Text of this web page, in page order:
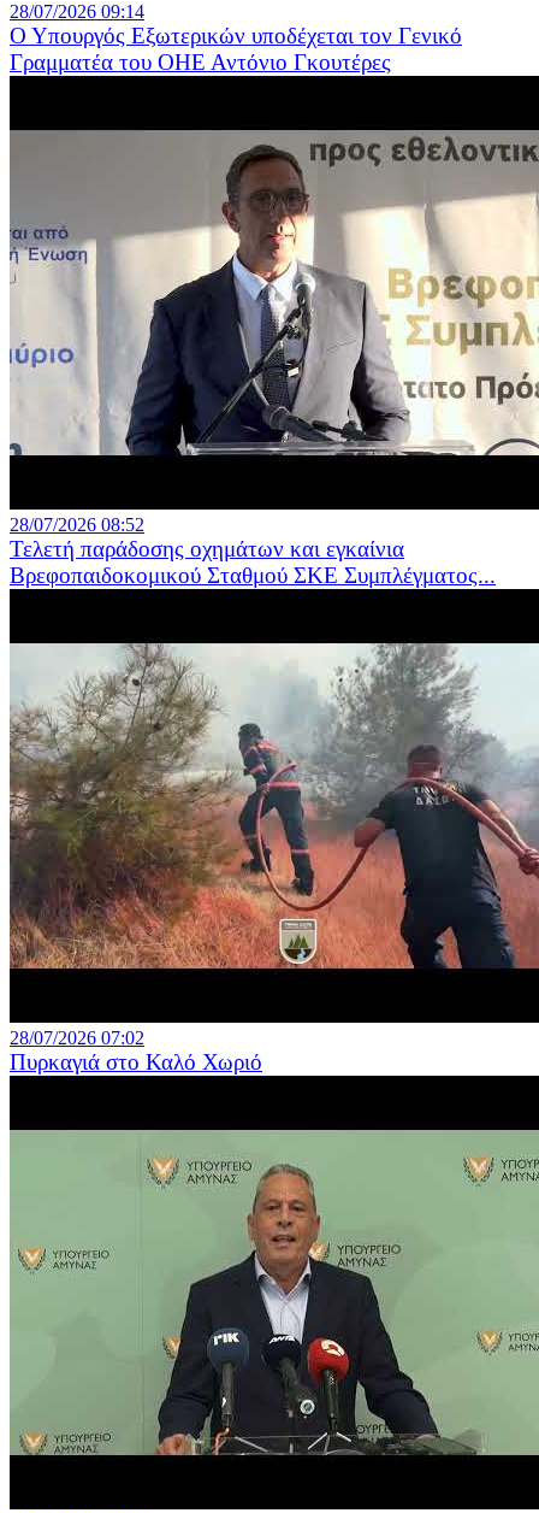
28/07/2026 09:14
Ο Υπουργός Εξωτερικών υποδέχεται τον Γενικό
Γραμματέα του ΟΗΕ Αντόνιο Γκουτέρες
28/07/2026 08:52
Τελετή παράδοσης οχημάτων και εγκαίνια
Βρεφοπαιδοκομικού Σταθμού ΣΚΕ Συμπλέγματος...
28/07/2026 07:02
Πυρκαγιά στο Καλό Χωριό